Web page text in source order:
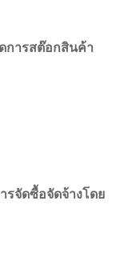
การสต๊อกสินค้า
รจัดซื้อจัดจ้างโดย